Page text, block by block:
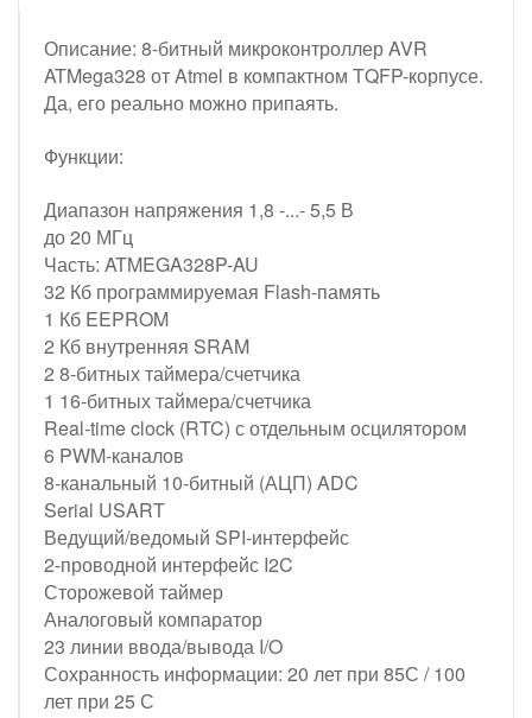
Описание: 8-битный микроконтроллер AVR
ATMega328 от Atmel в компактном TQFP-корпусе.
Да, его реально можно припаять.
Функции:
Диапазон напряжения 1,8 -...- 5,5 В
до 20 МГц
Часть: ATMEGA328P-AU
32 Кб программируемая Flash-память
1 Кб EEPROM
2 Кб внутренняя SRAM
2 8-битных таймера/счетчика
1 16-битных таймера/счетчика
Real-time clock (RTC) с отдельным осцилятором
6 PWM-каналов
8-канальный 10-битный (АЦП) ADC
Serial USART
Ведущий/ведомый SPI-интерфейс
2-проводной интерфейс I2C
Сторожевой таймер
Аналоговый компаратор
23 линии ввода/вывода I/O
Сохранность информации: 20 лет при 85С / 100
лет при 25 С